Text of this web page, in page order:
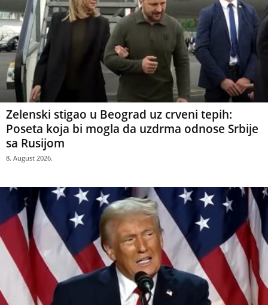
Zelenski stigao u Beograd uz crveni tepih:
Poseta koja bi mogla da uzdrma odnose Srbije
sa Rusijom
8. August 2026.